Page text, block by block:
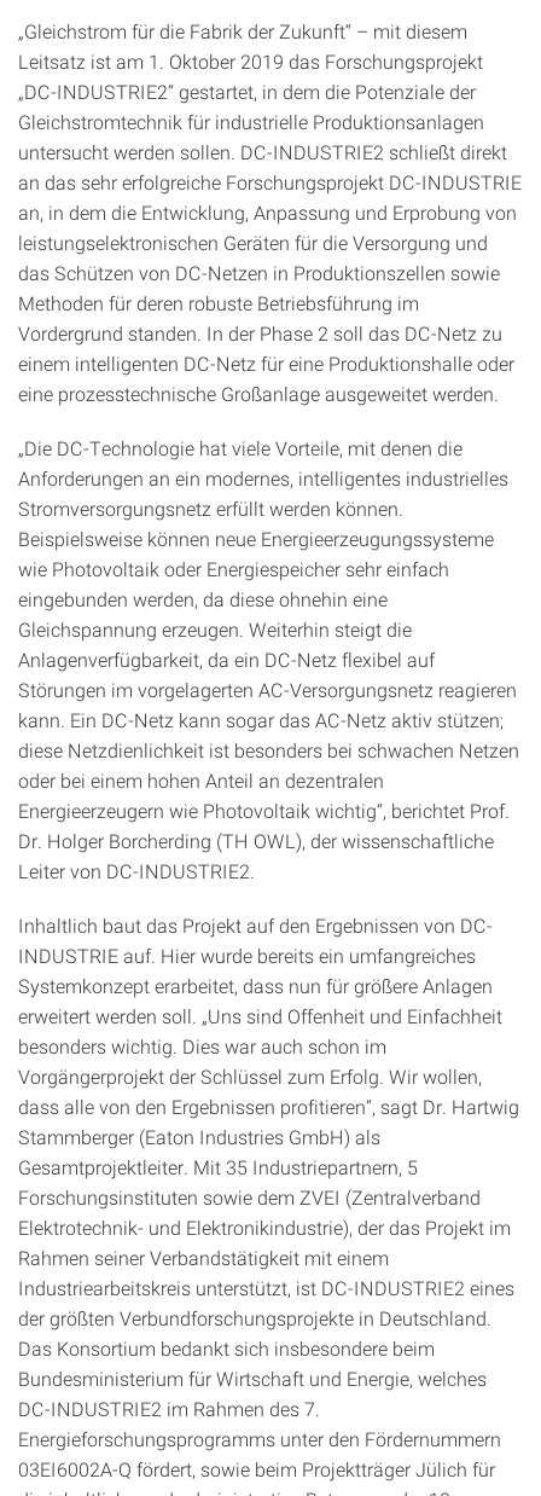
„Gleichstrom für die Fabrik der Zukunft“ – mit diesem
Leitsatz ist am 1. Oktober 2019 das Forschungsprojekt
„DC-INDUSTRIE2“ gestartet, in dem die Potenziale der
Gleichstromtechnik für industrielle Produktionsanlagen
untersucht werden sollen. DC-INDUSTRIE2 schließt direkt
an das sehr erfolgreiche Forschungsprojekt DC-INDUSTRIE
an, in dem die Entwicklung, Anpassung und Erprobung von
leistungselektronischen Geräten für die Versorgung und
das Schützen von DC-Netzen in Produktionszellen sowie
Methoden für deren robuste Betriebsführung im
Vordergrund standen. In der Phase 2 soll das DC-Netz zu
einem intelligenten DC-Netz für eine Produktionshalle oder
eine prozesstechnische Großanlage ausgeweitet werden.
„Die DC-Technologie hat viele Vorteile, mit denen die
Anforderungen an ein modernes, intelligentes industrielles
Stromversorgungsnetz erfüllt werden können.
Beispielsweise können neue Energieerzeugungssysteme
wie Photovoltaik oder Energiespeicher sehr einfach
eingebunden werden, da diese ohnehin eine
Gleichspannung erzeugen. Weiterhin steigt die
Anlagenverfügbarkeit, da ein DC-Netz flexibel auf
Störungen im vorgelagerten AC-Versorgungsnetz reagieren
kann. Ein DC-Netz kann sogar das AC-Netz aktiv stützen;
diese Netzdienlichkeit ist besonders bei schwachen Netzen
oder bei einem hohen Anteil an dezentralen
Energieerzeugern wie Photovoltaik wichtig“, berichtet Prof.
Dr. Holger Borcherding (TH OWL), der wissenschaftliche
Leiter von DC-INDUSTRIE2.
Inhaltlich baut das Projekt auf den Ergebnissen von DC-
INDUSTRIE auf. Hier wurde bereits ein umfangreiches
Systemkonzept erarbeitet, dass nun für größere Anlagen
erweitert werden soll. „Uns sind Offenheit und Einfachheit
besonders wichtig. Dies war auch schon im
Vorgängerprojekt der Schlüssel zum Erfolg. Wir wollen,
dass alle von den Ergebnissen profitieren“, sagt Dr. Hartwig
Stammberger (Eaton Industries GmbH) als
Gesamtprojektleiter. Mit 35 Industriepartnern, 5
Forschungsinstituten sowie dem ZVEI (Zentralverband
Elektrotechnik- und Elektronikindustrie), der das Projekt im
Rahmen seiner Verbandstätigkeit mit einem
Industriearbeitskreis unterstützt, ist DC-INDUSTRIE2 eines
der größten Verbundforschungsprojekte in Deutschland.
Das Konsortium bedankt sich insbesondere beim
Bundesministerium für Wirtschaft und Energie, welches
DC-INDUSTRIE2 im Rahmen des 7.
Energieforschungsprogramms unter den Fördernummern
03EI6002A-Q fördert, sowie beim Projektträger Jülich für